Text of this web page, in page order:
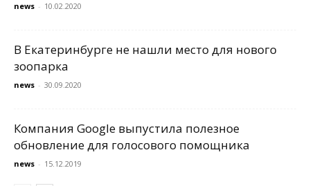
news - 10.02.2020
В Екатеринбурге не нашли место для нового
зоопарка
news - 30.09.2020
Компания Google выпустила полезное
обновление для голосового помощника
news - 15.12.2019